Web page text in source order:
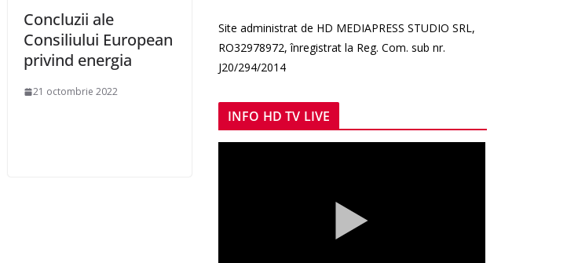
Concluzii ale
Consiliului European
privind energia
21 octombrie 2022
Site administrat de HD MEDIAPRESS STUDIO SRL,
RO32978972, înregistrat la Reg. Com. sub nr.
J20/294/2014
INFO HD TV LIVE